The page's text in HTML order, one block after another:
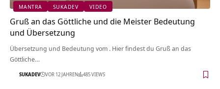
MANTRA SUKADEV VIDEO
Gruß an das Göttliche und die Meister Bedeutung
und Übersetzung
Übersetzung und Bedeutung vom . Hier findest du Gruß an das
Göttliche…
SUKADEV VOR 12 JAHREN 485 VIEWS